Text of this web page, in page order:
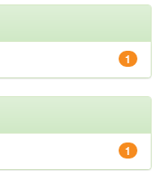
1
1